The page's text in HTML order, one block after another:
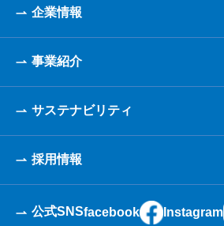
企業情報
事業紹介
サステナビリティ
採用情報
公式SNSfacebook Instagram